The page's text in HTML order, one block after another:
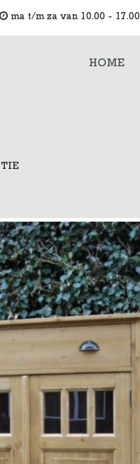
ma t/m za van 10.00 - 17.00
HOME